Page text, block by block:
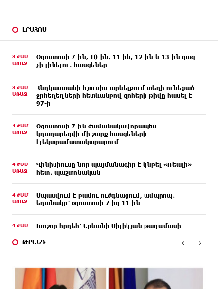
ԼՐԱՀՈՍ
3 ԺԱՄ
ԱՌԱՋ
Օգոստոսի 7-ին, 10-ին, 11-ին, 12-ին և 13-ին գազ
չի լինելու․ հասցեներ
3 ԺԱՄ
ԱՌԱՋ
Հնդկաստանի հյուսիս-արևելքում տեղի ունեցած
ջրհեղեղների հետևանքով զոհերի թիվը հասել է
97-ի
4 ԺԱՄ
ԱՌԱՋ
Օգոստոսի 7-ին ժամանակավորապես
կդադարեցվի մի շարք հասցեների
էլեկտրամատակարարում
4 ԺԱՄ
ԱՌԱՋ
Վինիսիուսը նոր պայմանագիր է կնքել «Ռեալի»
հետ․ պաշտոնական
4 ԺԱՄ
ԱՌԱՋ
Սպասվում է քամու ուժգնացում, ամպրոպ․
եղանակը՝ օգոստոսի 7-ից 11-ին
4 ԺԱՄ
ԱՌԱՋ
Խոշոր հրդեհ՝ Երևանի Սիլիկյան թաղամասի
ու ծուխը տեսանելի են մի քանի կիլոմետրից
ԱՌԱՋ
քննարկել են Մերձավոր Արևելքում տիրող
իրավիճակը
ԹՐԵՆԴ ‹ ›